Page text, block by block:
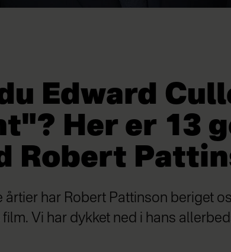
Edward
Her er 13
Robert
årtier har Robert Pattinson beriget
Vi har dykket ned i hans